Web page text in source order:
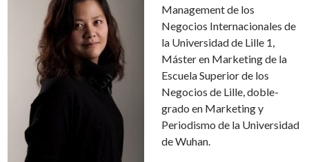
Management de los
Negocios Internacionales de
la Universidad de Lille 1,
Máster en Marketing de la
Escuela Superior de los
Negocios de Lille, doble-
grado en Marketing y
Periodismo de la Universidad
de Wuhan.